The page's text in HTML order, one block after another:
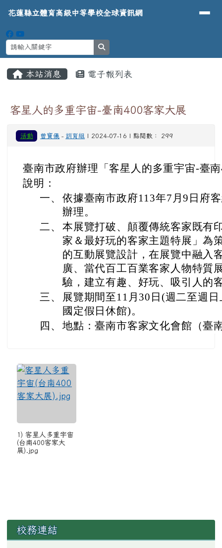
花蓮縣立體育高級中等學校全球資
導覽列
花蓮縣立體育高級中等學校全球資訊網
本站消息 電子報列表
客星人的多重宇宙-臺南400客家大展
活動 曾寶儀 - 訓育組 | 2024-07-16 | 點閱數： 299
臺南市政府辦理「客星人的多重宇宙-臺
說明：
一、 依據臺南市政府113年7月9日府
辦理。
二、 本展覽打破、顛覆傳統客家既有
家＆最好玩的客家主題特展」為
的互動展覽設計，在展覽中融入
廣、當代百工百業客家人物特質
驗，建立有趣、好玩、吸引人的
三、
展覽期間至11月30日(週二至週
國定假日休館)。
四、 地點：臺南市客家文化會館（臺
1) 客星人多重宇宙
(台南400客家大
展).jpg
左邊區域內容
校務連結